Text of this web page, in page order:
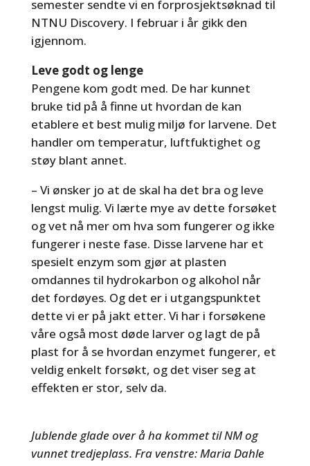
semester sendte vi en forprosjektsøknad til
NTNU Discovery. I februar i år gikk den
igjennom.
Leve godt og lenge
Pengene kom godt med. De har kunnet
bruke tid på å finne ut hvordan de kan
etablere et best mulig miljø for larvene. Det
handler om temperatur, luftfuktighet og
støy blant annet.
– Vi ønsker jo at de skal ha det bra og leve
lengst mulig. Vi lærte mye av dette forsøket
og vet nå mer om hva som fungerer og ikke
fungerer i neste fase. Disse larvene har et
spesielt enzym som gjør at plasten
omdannes til hydrokarbon og alkohol når
det fordøyes. Og det er i utgangspunktet
dette vi er på jakt etter. Vi har i forsøkene
våre også most døde larver og lagt de på
plast for å se hvordan enzymet fungerer, et
veldig enkelt forsøkt, og det viser seg at
effekten er stor, selv da.
Jublende glade over å ha kommet til NM og
vunnet tredjeplass. Fra venstre: Maria Dahle